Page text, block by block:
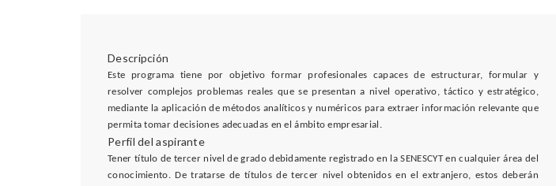
Descripción
Este programa tiene por objetivo formar profesionales capaces de estructurar, formular y
resolver complejos problemas reales que se presentan a nivel operativo, táctico y estratégico,
mediante la aplicación de métodos analíticos y numéricos para extraer información relevante que
permita tomar decisiones adecuadas en el ámbito empresarial.
Perfil del aspirante
Tener título de tercer nivel de grado debidamente registrado en la SENESCYT en cualquier área del
conocimiento. De tratarse de títulos de tercer nivel obtenidos en el extranjero, estos deberán